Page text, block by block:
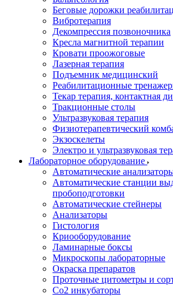
Беговые дорожки
Вибротерапия
Декомпрессия позвоночника
Кресла магнитной терапии
Кровати проожоговые
Лазерная терапия
Подъемник медицинский
Реабилитационные
Текар терапия, контактная
Тракционные столы
Ультразвуковая терапия
Физиотерапевтический
Экзоскелеты
Электро и ультразвуковая
Лабораторное оборудование
Автоматические
Автоматические станции
пробоподготовки
Автоматические стейнеры
Анализаторы
Гистология
Криооборудование
Ламинарные боксы
Микроскопы лабораторные
Окраска препаратов
Проточные цитометры и
Со2 инкубаторы